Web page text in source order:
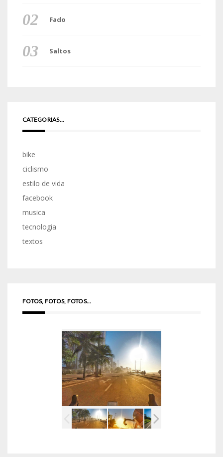
Fado
Saltos
CATEGORIAS…
bike
ciclismo
estilo de vida
facebook
musica
tecnologia
textos
FOTOS, FOTOS, FOTOS...